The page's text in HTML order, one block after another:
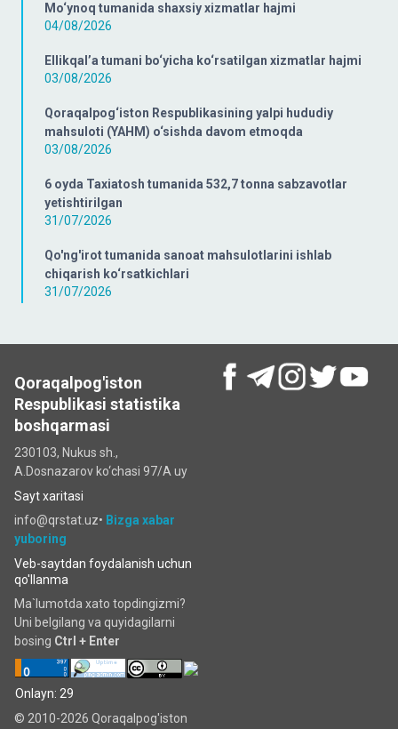
Mo‘ynoq tumanida shaxsiy xizmatlar hajmi
04/08/2026
Ellikqal’a tumani bo‘yicha ko‘rsatilgan xizmatlar hajmi
03/08/2026
Qoraqalpog‘iston Respublikasining yalpi hududiy
mahsuloti (YAHM) o‘sishda davom etmoqda
03/08/2026
6 oyda Taxiatosh tumanida 532,7 tonna sabzavotlar
yetishtirilgan
31/07/2026
Qo'ng'irot tumanida sanoat mahsulotlarini ishlab
chiqarish ko‘rsatkichlari
31/07/2026
Qoraqalpog'iston
Respublikasi statistika
boshqarmasi
230103, Nukus sh.,
A.Dosnazarov ko‘chаsi 97/A uy
Sayt xaritasi
info@qrstat.uz• Bizga xabar
yuboring
Veb-saytdan foydalanish uchun
qo'llanma
Ma`lumotda xato topdingizmi?
Uni belgilang va quyidagilarni
bosing Ctrl + Enter
Onlayn: 29
© 2010-2026 Qoraqalpog'iston